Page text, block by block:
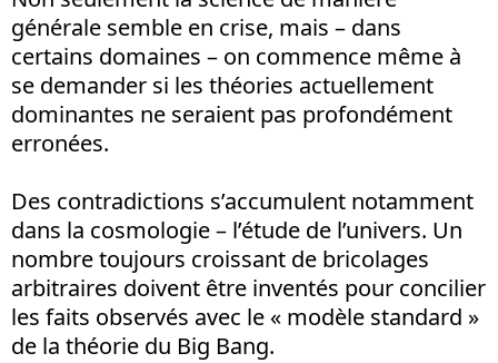
générale semble en crise, mais – dans
certains domaines – on commence même à
se demander si les théories actuellement
dominantes ne seraient pas profondément
erronées.
Des contradictions s’accumulent notamment
dans la cosmologie – l’étude de l’univers. Un
nombre toujours croissant de bricolages
arbitraires doivent être inventés pour concilier
les faits observés avec le « modèle standard »
de la théorie du Big Bang.